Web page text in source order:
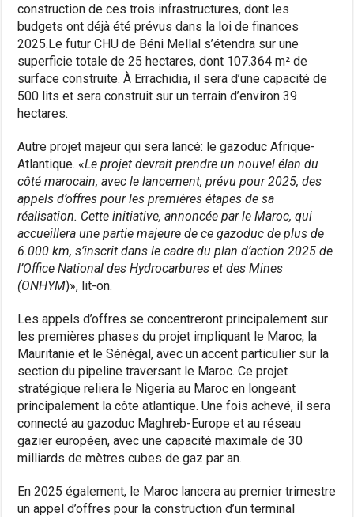
construction de ces trois infrastructures, dont les
budgets ont déjà été prévus dans la loi de finances
2025.Le futur CHU de Béni Mellal s’étendra sur une
superficie totale de 25 hectares, dont 107.364 m² de
surface construite. À Errachidia, il sera d’une capacité de
500 lits et sera construit sur un terrain d’environ 39
hectares.
Autre projet majeur qui sera lancé: le gazoduc Afrique-
Atlantique. «Le projet devrait prendre un nouvel élan du
côté marocain, avec le lancement, prévu pour 2025, des
appels d’offres pour les premières étapes de sa
réalisation. Cette initiative, annoncée par le Maroc, qui
accueillera une partie majeure de ce gazoduc de plus de
6.000 km, s’inscrit dans le cadre du plan d’action 2025 de
l’Office National des Hydrocarbures et des Mines
(ONHYM)», lit-on.
Les appels d’offres se concentreront principalement sur
les premières phases du projet impliquant le Maroc, la
Mauritanie et le Sénégal, avec un accent particulier sur la
section du pipeline traversant le Maroc. Ce projet
stratégique reliera le Nigeria au Maroc en longeant
principalement la côte atlantique. Une fois achevé, il sera
connecté au gazoduc Maghreb-Europe et au réseau
gazier européen, avec une capacité maximale de 30
milliards de mètres cubes de gaz par an.
En 2025 également, le Maroc lancera au premier trimestre
un appel d’offres pour la construction d’un terminal